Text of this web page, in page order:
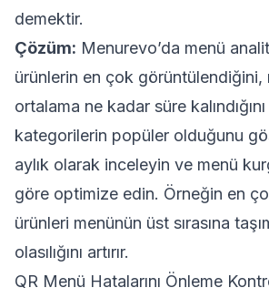
demektir.
Çözüm: Menurevo’da menü
ürünlerin en çok görüntülendiğini,
ortalama ne kadar süre
kategorilerin popüler olduğunu
aylık olarak inceleyin ve menü
göre optimize edin. Örneğin en
ürünleri menünün üst sırasına
olasılığını artırır.
QR Menü Hatalarını Önleme